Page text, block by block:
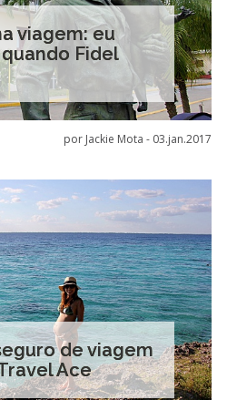
viagem: eu
Fidel
por Jackie Mota - 03.jan.2017
de viagem
Ace